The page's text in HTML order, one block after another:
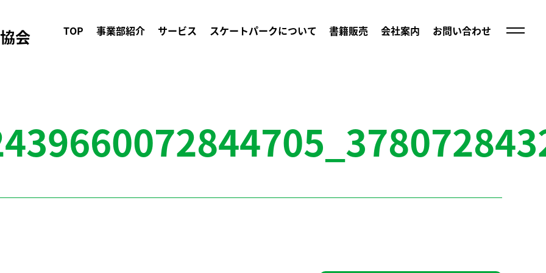
会 TOP 事業部紹介 サービス スケートパークについて 書籍販売 会社案内 お問い合わせ